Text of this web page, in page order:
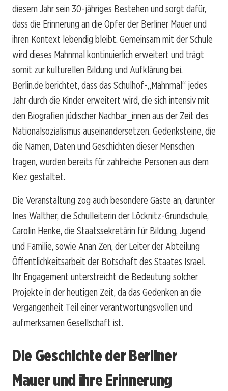
diesem Jahr sein 30-jähriges Bestehen und sorgt dafür,
dass die Erinnerung an die Opfer der Berliner Mauer und
ihren Kontext lebendig bleibt. Gemeinsam mit der Schule
wird dieses Mahnmal kontinuierlich erweitert und trägt
somit zur kulturellen Bildung und Aufklärung bei.
Berlin.de berichtet, dass das Schulhof-„Mahnmal“ jedes
Jahr durch die Kinder erweitert wird, die sich intensiv mit
den Biografien jüdischer Nachbar_innen aus der Zeit des
Nationalsozialismus auseinandersetzen. Gedenksteine, die
die Namen, Daten und Geschichten dieser Menschen
tragen, wurden bereits für zahlreiche Personen aus dem
Kiez gestaltet.
Die Veranstaltung zog auch besondere Gäste an, darunter
Ines Walther, die Schulleiterin der Löcknitz-Grundschule,
Carolin Henke, die Staatssekretärin für Bildung, Jugend
und Familie, sowie Anan Zen, der Leiter der Abteilung
Öffentlichkeitsarbeit der Botschaft des Staates Israel.
Ihr Engagement unterstreicht die Bedeutung solcher
Projekte in der heutigen Zeit, da das Gedenken an die
Vergangenheit Teil einer verantwortungsvollen und
aufmerksamen Gesellschaft ist.
Die Geschichte der Berliner
Mauer und ihre Erinnerung